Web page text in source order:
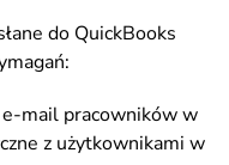
do QuickBooks
mail pracowników w
z użytkownikami w